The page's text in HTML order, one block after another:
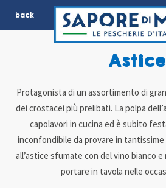
back
Astice
Protagonista di un assortimento di
dei crostacei più prelibati. La polpa
capolavori in cucina ed è subito
inconfondibile da provare in
all’astice sfumate con del vino bianco
portare in tavola nelle